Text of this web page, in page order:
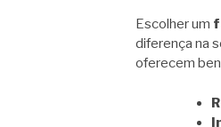
Escolher um
diferença na
oferecem